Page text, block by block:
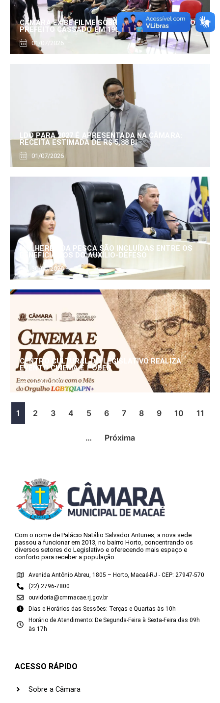
CÂMARA EXIBE FILME SOBRE EDUARDO SERRANO,
PREFEITO CASSADO EM 1960
01/07/2026
LDO PARA 2027 É APRESENTADA NA CÂMARA:
RECEITA ESTIMADA DE R$ 5,88 BI
01/07/2026
MULHERES DA PESCA SÃO INCLUÍDAS ENTRE OS
BENEFICIÁRIOS DO AUXÍLIO-DEFESO
30/06/2026
CENTRO CULTURAL DO LEGISLATIVO REALIZA
EVENTO CINEMA E PODER
25/06/2026
1 2 3 4 5 6 7 8 9 10 11
… Próxima
Com o nome de Palácio Natálio Salvador Antunes, a nova sede
passou a funcionar em 2013, no bairro Horto, concentrando os
diversos setores do Legislativo e oferecendo mais espaço e
conforto para receber a população.
Avenida Antônio Abreu, 1805 – Horto, Macaé-RJ - CEP: 27947-570
(22) 2796-7800
ouvidoria@cmmacae.rj.gov.br
Dias e Horários das Sessões: Terças e Quartas às 10h
Horário de Atendimento: De Segunda-Feira à Sexta-Feira das 09h
às 17h
ACESSO RÁPIDO
Sobre a Câmara